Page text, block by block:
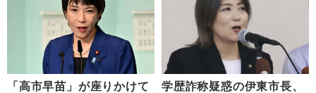
「高市早苗」が座りかけて
学歴詐称疑惑の伊東市長、